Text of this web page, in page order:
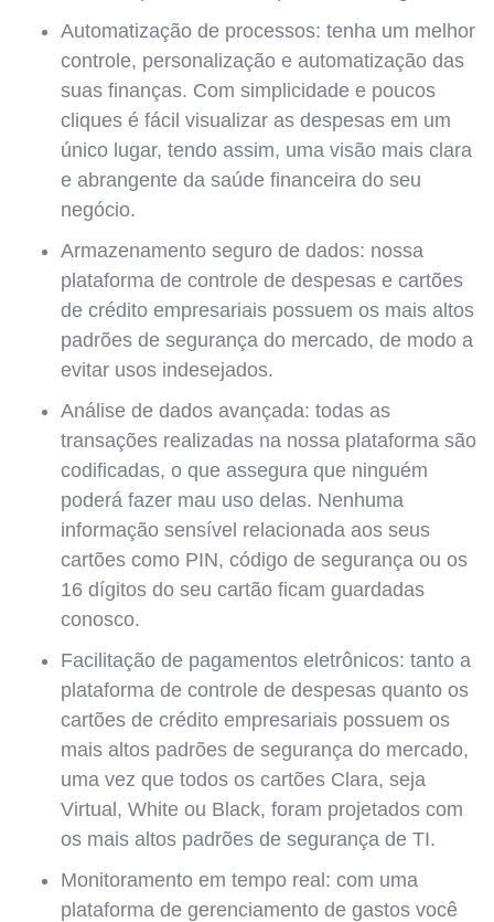
Automatização de processos: tenha um melhor
controle, personalização e automatização das
suas finanças. Com simplicidade e poucos
cliques é fácil visualizar as despesas em um
único lugar, tendo assim, uma visão mais clara
e abrangente da saúde financeira do seu
negócio.
Armazenamento seguro de dados: nossa
plataforma de controle de despesas e cartões
de crédito empresariais possuem os mais altos
padrões de segurança do mercado, de modo a
evitar usos indesejados.
Análise de dados avançada: todas as
transações realizadas na nossa plataforma são
codificadas, o que assegura que ninguém
poderá fazer mau uso delas. Nenhuma
informação sensível relacionada aos seus
cartões como PIN, código de segurança ou os
16 dígitos do seu cartão ficam guardadas
conosco.
Facilitação de pagamentos eletrônicos: tanto a
plataforma de controle de despesas quanto os
cartões de crédito empresariais possuem os
mais altos padrões de segurança do mercado,
uma vez que todos os cartões Clara, seja
Virtual, White ou Black, foram projetados com
os mais altos padrões de segurança de TI.
Monitoramento em tempo real: com uma
plataforma de gerenciamento de gastos você